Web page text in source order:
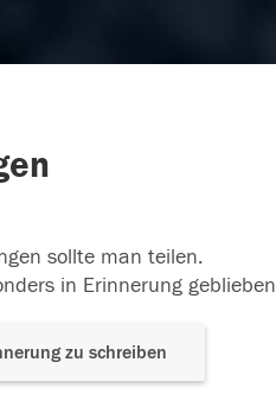
sollte man teilen.
in Erinnerung
zu schreiben